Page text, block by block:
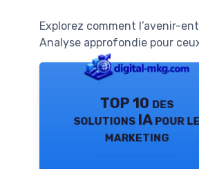
Explorez comment l’avenir-
Analyse approfondie pour
TOP 10 des
solutions IA pour le
marketing